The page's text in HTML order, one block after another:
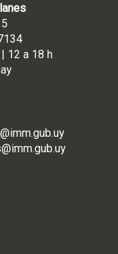
12 a 18 h